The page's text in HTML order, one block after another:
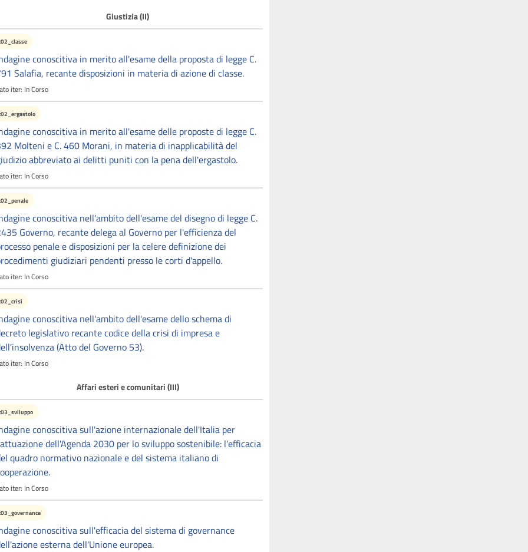
Giustizia (II)
conoscitiva in merito all'esame della proposta di legge C.
Salafia, recante disposizioni in materia di azione di classe.
iter: In Corso
conoscitiva in merito all'esame delle proposte di legge C.
Molteni e C. 460 Morani, in materia di inapplicabilità del
abbreviato ai delitti puniti con la pena dell'ergastolo.
iter: In Corso
conoscitiva nell'ambito dell'esame del disegno di legge C.
Governo, recante delega al Governo per l'efficienza del
penale e disposizioni per la celere definizione dei
giudiziari pendenti presso le corti d'appello.
iter: In Corso
conoscitiva nell'ambito dell'esame dello schema di
legislativo recante codice della crisi di impresa e
(Atto del Governo 53).
iter: In Corso
Affari esteri e comunitari (III)
conoscitiva sull'azione internazionale dell'Italia per
dell'Agenda 2030 per lo sviluppo sostenibile: l'efficacia
quadro normativo nazionale e del sistema italiano di
iter: In Corso
conoscitiva sull'efficacia del sistema di governance
esterna dell'Unione europea.